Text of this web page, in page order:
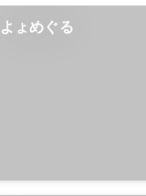
よょめぐる